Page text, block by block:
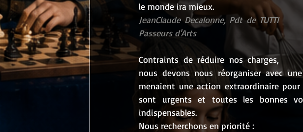
le monde ira mieux.
JeanClaude Decalonne, Pdt de TUTTI
Passeurs d'Arts
Contraints de réduire nos charges,
nous devons nous réorganiser avec
menaient une action extraordinaire
sont urgents et toutes les bonnes
indispensables.
Nous recherchons en priorité :